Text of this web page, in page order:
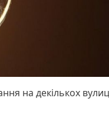
на декількох